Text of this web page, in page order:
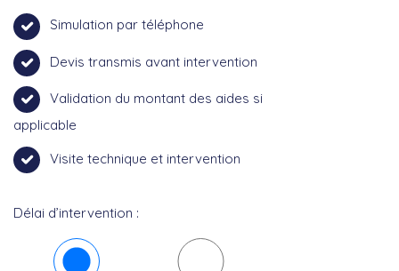
Simulation par téléphone
Devis transmis avant intervention
Validation du montant des aides si
applicable
Visite technique et intervention
Délai d’intervention :